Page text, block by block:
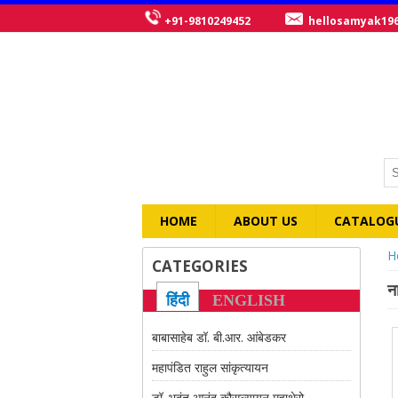
+91-9810249452
HOME ABOUT US
CATEGORIES
हिंदी ENGLISH
बाबासाहेब डॉ. बी.आर. आंबेडकर
महापंडित राहुल सांकृत्यायन